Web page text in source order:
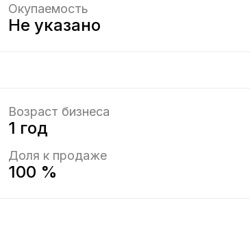
Окупаемость
Не указано
Возраст бизнеса
1 год
Доля к продаже
100 %